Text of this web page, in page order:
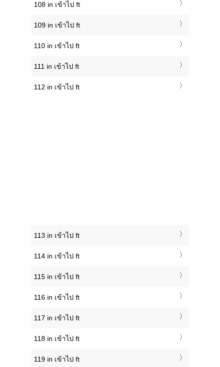
108 in เข้าไป ft
109 in เข้าไป ft
110 in เข้าไป ft
111 in เข้าไป ft
112 in เข้าไป ft
113 in เข้าไป ft
114 in เข้าไป ft
115 in เข้าไป ft
116 in เข้าไป ft
117 in เข้าไป ft
118 in เข้าไป ft
119 in เข้าไป ft